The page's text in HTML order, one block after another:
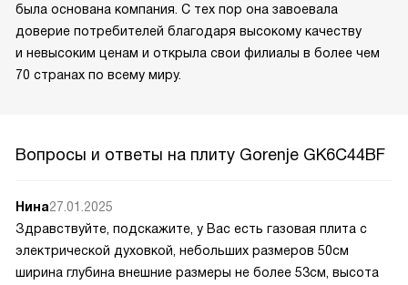
была основана компания. С тех пор она завоевала
доверие потребителей благодаря высокому качеству
и невысоким ценам и открыла свои филиалы в более чем
70 странах по всему миру.
Вопросы и ответы на плиту Gorenje GK6C44BF
Нина27.01.2025
Здравствуйте, подскажите, у Вас есть газовая плита с
электрической духовкой, небольших размеров 50см
ширина глубина внешние размеры не более 53см, высота